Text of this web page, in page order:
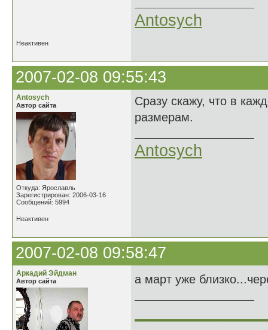
Antosych
Неактивен
2007-02-08 09:55:43
Antosych
Автор сайта
Откуда: Ярославль
Зарегистрирован: 2006-03-16
Сообщений: 5994
Сразу скажу, что в
размерам.
Antosych
Неактивен
2007-02-08 09:58:47
Аркадий Эйдман
Автор сайта а март уже